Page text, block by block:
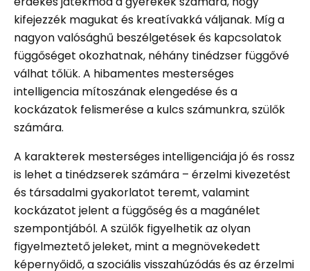
kifejezzék magukat és kreatívakká váljanak. Míg a
nagyon valósághű beszélgetések és kapcsolatok
függőséget okozhatnak, néhány tinédzser függővé
válhat tőlük. A hibamentes mesterséges
intelligencia mítoszának elengedése és a
kockázatok felismerése a kulcs számunkra, szülők
számára.
A karakterek mesterséges intelligenciája jó és rossz
is lehet a tinédzserek számára – érzelmi kivezetést
és társadalmi gyakorlatot teremt, valamint
kockázatot jelent a függőség és a magánélet
szempontjából. A szülők figyelhetik az olyan
figyelmeztető jeleket, mint a megnövekedett
képernyőidő, a szociális visszahúzódás és az érzelmi